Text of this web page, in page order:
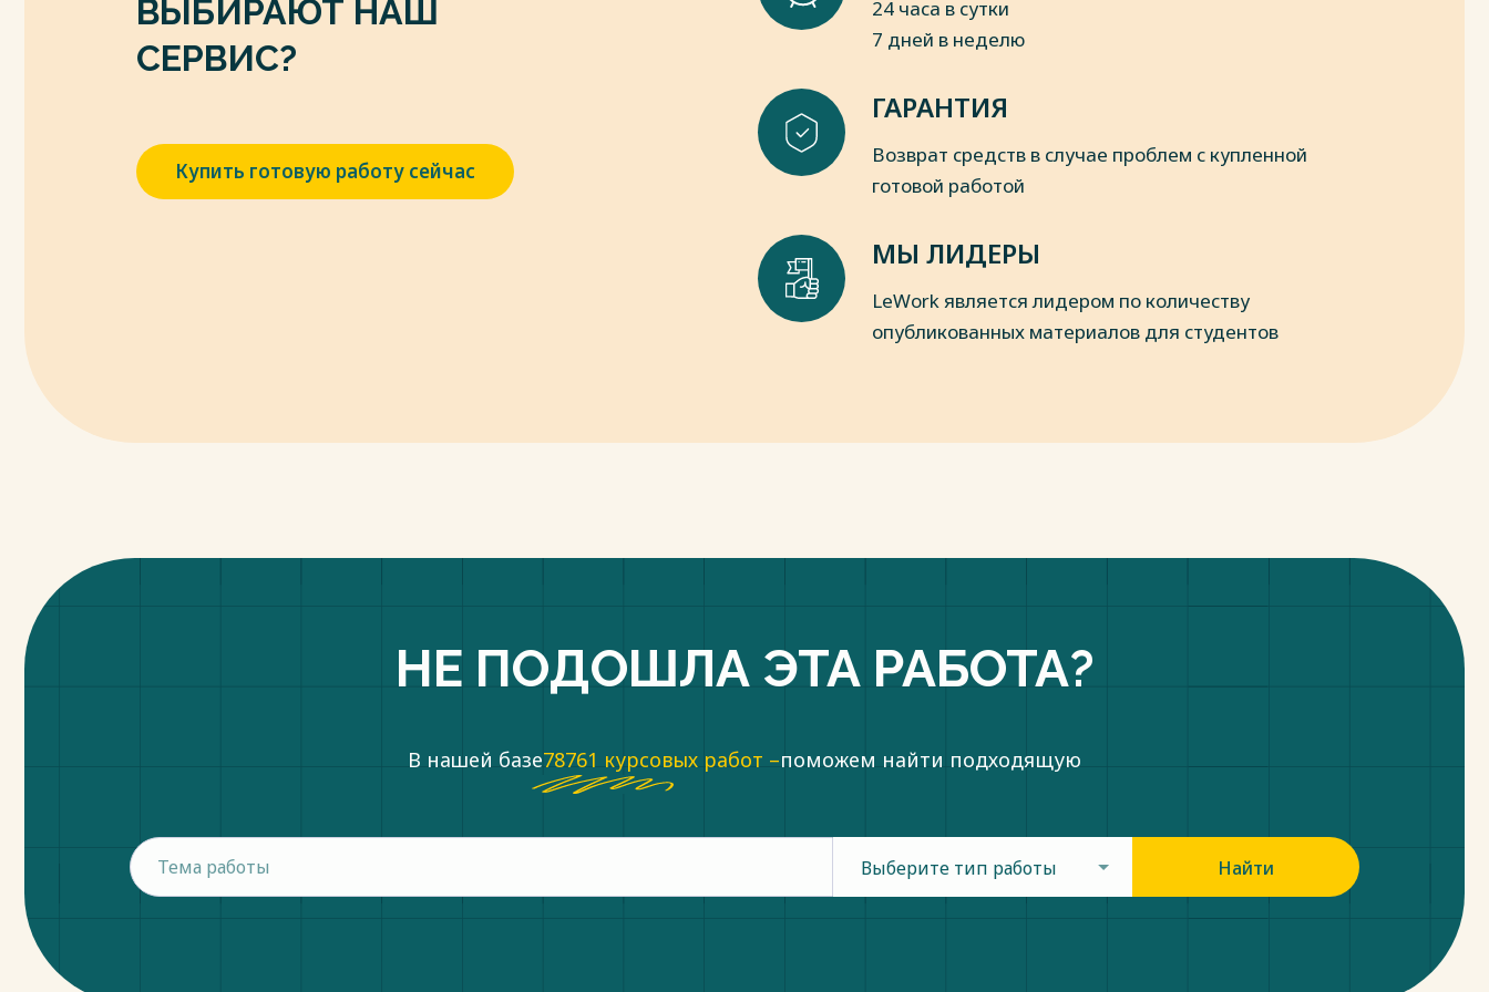
с.
8. Виханский О. С. Менеджмент: учебник / О.С. Виханский, А.И. Наумов. – 2-е
изд., перераб. и доп. – Москва: Магистр: ИНФРА-М, 2021. – 288 с.
9. Голубков Е. П. Стратегический менеджмент: учебник и практикум для вузов
10. Горбашко Е. А. Управление качеством: учебник для вузов / Е. А. Горбашко. – 4-
е изд., перераб. и доп. – Москва: Издательство Юрайт, 2023. – 397 с.
ВЫБИРАЮТ НАШ
СЕРВИС?
Купить готовую работу сейчас
24 часа в сутки
7 дней в неделю
ГАРАНТИЯ
Возврат средств в случае проблем с купленной
готовой работой
МЫ ЛИДЕРЫ
LeWork является лидером по количеству
опубликованных материалов для студентов
НЕ ПОДОШЛА ЭТА РАБОТА?
В нашей базе78761 курсовых работ –поможем найти подходящую
Выберите тип работы Найти